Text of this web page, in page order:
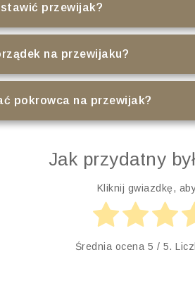
przewijak?
na przewijaku?
pokrowca na przewijak?
Jak przydatny
Kliknij gwiazdkę,
Średnia ocena 5 / 5.